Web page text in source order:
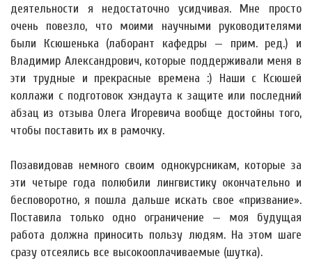
деятельности я недостаточно усидчивая. Мне просто
очень повезло, что моими научными руководителями
были Ксюшенька (лаборант кафедры — прим. ред.) и
Владимир Александрович, которые поддерживали меня в
эти трудные и прекрасные времена :) Наши с Ксюшей
коллажи с подготовок хэндаута к защите или последний
абзац из отзыва Олега Игоревича вообще достойны того,
чтобы поставить их в рамочку.
Позавидовав немного своим однокурсникам, которые за
эти четыре года полюбили лингвистику окончательно и
бесповоротно, я пошла дальше искать свое «призвание».
Поставила только одно ограничение — моя будущая
работа должна приносить пользу людям. На этом шаге
сразу отсеялись все высокооплачиваемые (шутка).